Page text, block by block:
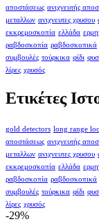
αποστάσεως ανιχνευτής
μεταλλων ανιχνευτες χρυσου
εκκρεμοσκοπία ελλάδα
ραβδοσκοπία ραβδοσκοπικά
συμβουλές τούρκικα φίδι
λίρες χρυσός
Ετικέτες
gold detectors long range
αποστάσεως ανιχνευτής
μεταλλων ανιχνευτες χρυσου
εκκρεμοσκοπία ελλάδα
ραβδοσκοπία ραβδοσκοπικά
συμβουλές τούρκικα φίδι
λίρες χρυσός
-29%